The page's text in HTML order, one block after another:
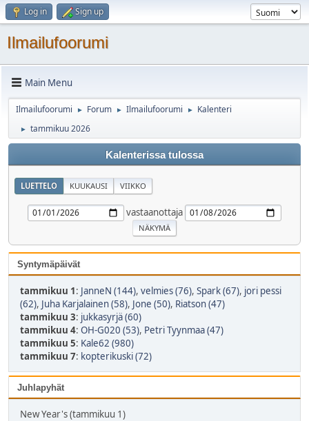
Log in Sign up
Ilmailufoorumi
Main Menu
Ilmailufoorumi ► Forum ► Ilmailufoorumi ► Kalenteri
► tammikuu 2026
Kalenterissa tulossa
LUETTELO KUUKAUSI VIIKKO
vastaanottaja
Syntymäpäivät
tammikuu 1: JanneN (144), velmies (76), Spark (67), jori pessi
(62), Juha Karjalainen (58), Jone (50), Riatson (47)
tammikuu 3: jukkasyrjä (60)
tammikuu 4: OH-G020 (53), Petri Tyynmaa (47)
tammikuu 5: Kale62 (980)
tammikuu 7: kopterikuski (72)
Juhlapyhät
New Year's (tammikuu 1)